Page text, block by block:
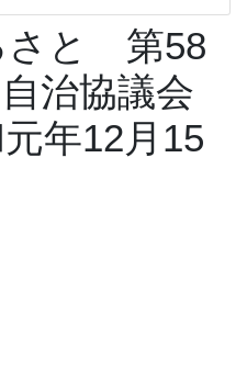
さと 第58
治協議会
年12月15